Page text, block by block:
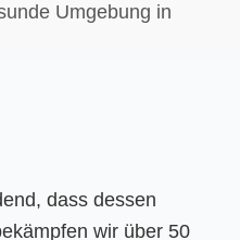
Umgebung in
dass dessen
wir über 50